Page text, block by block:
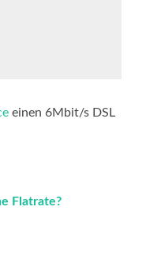
einen 6Mbit/s DSL
Flatrate?